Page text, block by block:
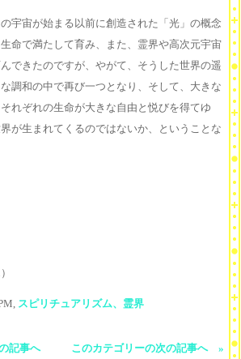
宇宙が始まる以前に創造された「光」の概念
命で満たして育み、また、霊界や高次元宇宙
できたのですが、やがて、そうした世界の遥
調和の中で再び一つとなり、そして、大きな
れぞれの生命が大きな自由と悦びを得てゆ
が生まれてくるのではないか、ということな
スピリチュアリズム、霊界
記事へ このカテゴリーの次の記事へ »